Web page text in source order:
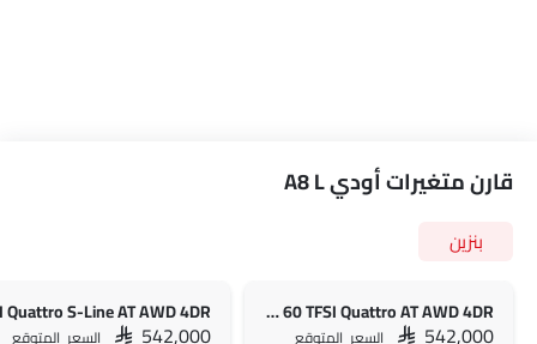
قارن متغيرات أودي A8 L
بنزين
A8 L 4.0L 60 TFSI Quattro AT AWD 4DR
SAR 542,000 السعر المتوقع SAR 542,000 السعر المتوقع